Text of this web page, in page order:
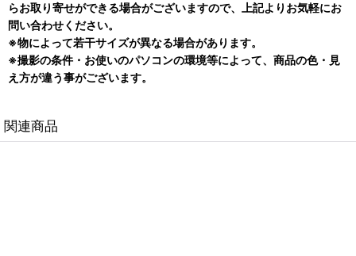
らお取り寄せができる場合がございますので、上記よりお気軽にお
問い合わせください。
※物によって若干サイズが異なる場合があります。
※撮影の条件・お使いのパソコンの環境等によって、商品の色・見
え方が違う事がございます。
関連商品